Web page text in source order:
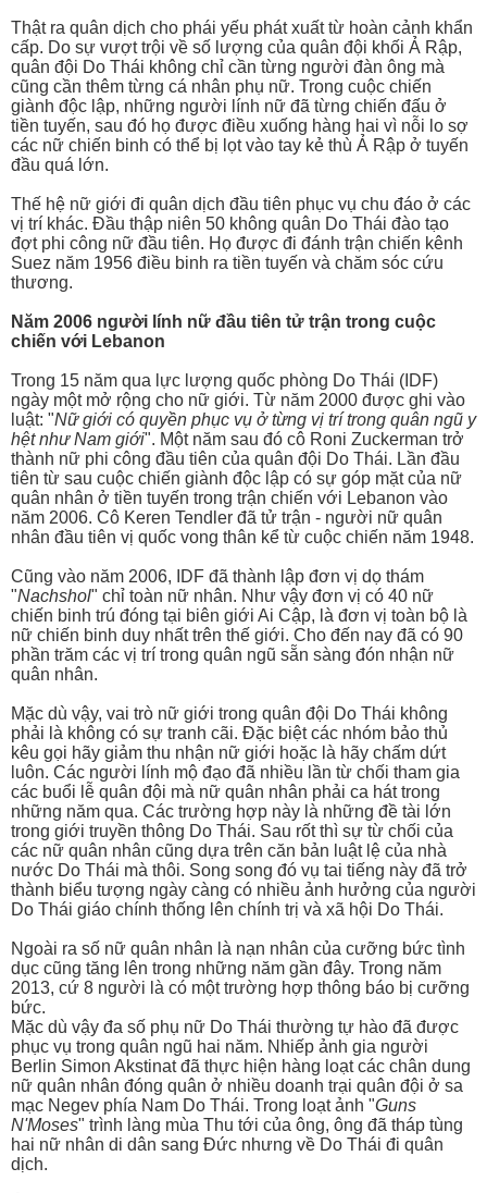
Thật ra quân dịch cho phái yếu phát xuất từ hoàn cảnh khẩn
cấp. Do sự vượt trội về số lượng của quân đội khối Ả Rập,
quân đội Do Thái không chỉ cần từng người đàn ông mà
cũng cần thêm từng cá nhân phụ nữ. Trong cuộc chiến
giành độc lập, những người lính nữ đã từng chiến đấu ở
tiền tuyến, sau đó họ được điều xuống hàng hai vì nỗi lo sợ
các nữ chiến binh có thể bị lọt vào tay kẻ thù Ả Rập ở tuyến
đầu quá lớn.
Thế hệ nữ giới đi quân dịch đầu tiên phục vụ chu đáo ở các
vị trí khác. Đầu thập niên 50 không quân Do Thái đào tạo
đợt phi công nữ đầu tiên. Họ được đi đánh trận chiến kênh
Suez năm 1956 điều binh ra tiền tuyến và chăm sóc cứu
thương.
Năm 2006 người lính nữ đầu tiên tử trận trong cuộc
chiến với Lebanon
Trong 15 năm qua lực lượng quốc phòng Do Thái (IDF)
ngày một mở rộng cho nữ giới. Từ năm 2000 được ghi vào
luật: "Nữ giới có quyền phục vụ ở từng vị trí trong quân ngũ y
hệt như Nam giới". Một năm sau đó cô Roni Zuckerman trở
thành nữ phi công đầu tiên của quân đội Do Thái. Lần đầu
tiên từ sau cuộc chiến giành độc lập có sự góp mặt của nữ
quân nhân ở tiền tuyến trong trận chiến với Lebanon vào
năm 2006. Cô Keren Tendler đã tử trận - người nữ quân
nhân đầu tiên vị quốc vong thân kể từ cuộc chiến năm 1948.
Cũng vào năm 2006, IDF đã thành lập đơn vị dọ thám
"Nachshol" chỉ toàn nữ nhân. Như vậy đơn vị có 40 nữ
chiến binh trú đóng tại biên giới Ai Cập, là đơn vị toàn bộ là
nữ chiến binh duy nhất trên thế giới. Cho đến nay đã có 90
phần trăm các vị trí trong quân ngũ sẵn sàng đón nhận nữ
quân nhân.
Mặc dù vậy, vai trò nữ giới trong quân đội Do Thái không
phải là không có sự tranh cãi. Đặc biệt các nhóm bảo thủ
kêu gọi hãy giảm thu nhận nữ giới hoặc là hãy chấm dứt
luôn. Các người lính mộ đạo đã nhiều lần từ chối tham gia
các buổi lễ quân đội mà nữ quân nhân phải ca hát trong
những năm qua. Các trường hợp này là những đề tài lớn
trong giới truyền thông Do Thái. Sau rốt thì sự từ chối của
các nữ quân nhân cũng dựa trên căn bản luật lệ của nhà
nước Do Thái mà thôi. Song song đó vụ tai tiếng này đã trở
thành biểu tượng ngày càng có nhiều ảnh hưởng của người
Do Thái giáo chính thống lên chính trị và xã hội Do Thái.
Ngoài ra số nữ quân nhân là nạn nhân của cưỡng bức tình
dục cũng tăng lên trong những năm gần đây. Trong năm
2013, cứ 8 người là có một trường hợp thông báo bị cưỡng
bức.
Mặc dù vậy đa số phụ nữ Do Thái thường tự hào đã được
phục vụ trong quân ngũ hai năm. Nhiếp ảnh gia người
Berlin Simon Akstinat đã thực hiện hàng loạt các chân dung
nữ quân nhân đóng quân ở nhiều doanh trại quân đội ở sa
mạc Negev phía Nam Do Thái. Trong loạt ảnh "Guns
N'Moses" trình làng mùa Thu tới của ông, ông đã tháp tùng
hai nữ nhân di dân sang Đức nhưng về Do Thái đi quân
dịch.